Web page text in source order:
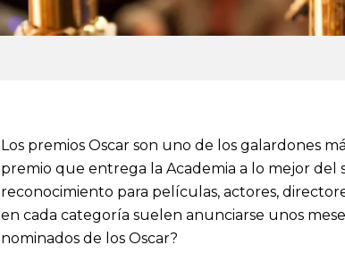
Los premios Oscar son uno de los galardones
premio que entrega la Academia a lo mejor del
reconocimiento para películas, actores,
en cada categoría suelen anunciarse unos
nominados de los Oscar?